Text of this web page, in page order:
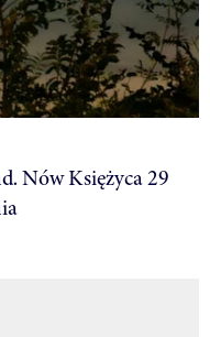
Nów Księżyca 29